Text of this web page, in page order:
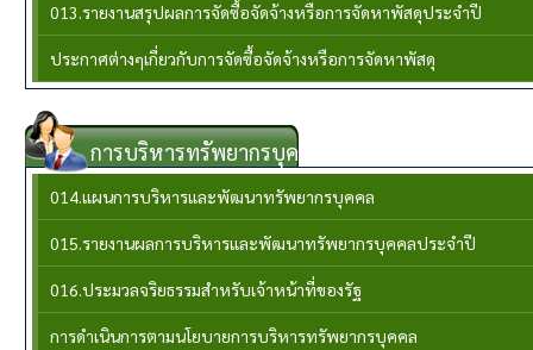
013.รายงานสรุปผลการจัดซื้อจัดจ้างหรือการจัดหาพัสดุประจำปี
ประกาศต่างๆเกี่ยวกับการจัดซื้อจัดจ้างหรือการจัดหาพัสดุ
การบริหารทรัพยากรบุคล
014.แผนการบริหารและพัฒนาทรัพยากรบุคคล
015.รายงานผลการบริหารและพัฒนาทรัพยากรบุคคลประจําปี
016.ประมวลจริยธรรมสำหรับเจ้าหน้าที่ของรัฐ
การดำเนินการตามนโยบายการบริหารทรัพยากรบุคคล